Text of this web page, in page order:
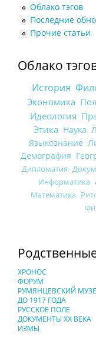
Облако тэгов
Последние
Прочие статьи
Облако
История
Экономика
Идеология
Этика Наука
Языкознание
Демография
Дипломатия
Информатика
Математика
ХРОНОС
ФОРУМ
РУМЯНЦЕВСКИЙ
ДО 1917 ГОДА
РУССКОЕ ПОЛЕ
ДОКУМЕНТЫ XX ВЕКА
ИЗМЫ